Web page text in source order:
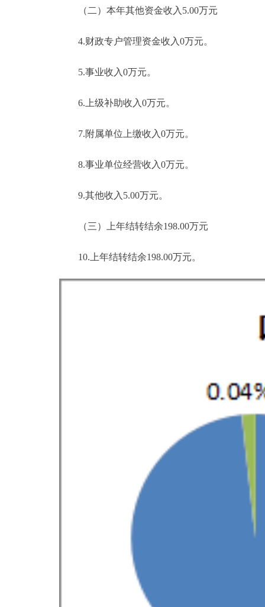
（二）本年其他资金收入5.00万元
4.财政专户管理资金收入0万元。
5.事业收入0万元。
6.上级补助收入0万元。
7.附属单位上缴收入0万元。
8.事业单位经营收入0万元。
9.其他收入5.00万元。
（三）上年结转结余198.00万元
10.上年结转结余198.00万元。